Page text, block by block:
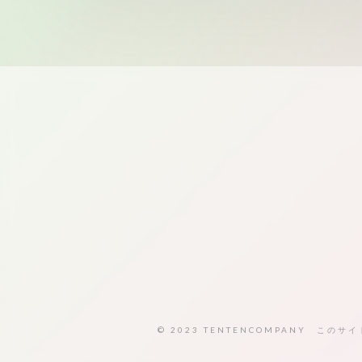
© 2023 TENTENCOMPANY このサイト